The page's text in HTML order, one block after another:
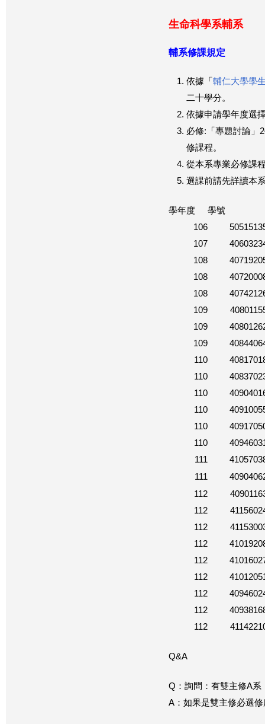
生命科學系輔系
輔系修課規定
依據「 輔仁大學學
二十學分。
依據申請學年度選
必修:「專題討論」
修課程。
從本系專業必修課
選課前請先詳讀本
學年度
學號
106
107
108
108
108
109
109
109
110
110
110
110
110
110
111
111
112
112
112
112
112
112
112
112
112
Q&A
Q：詢問：有雙主修A系
A：如果是雙主修必選